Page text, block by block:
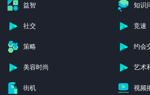
益智 知识
社交 竞速
策略 约会
美容时尚 艺术
街机 视频